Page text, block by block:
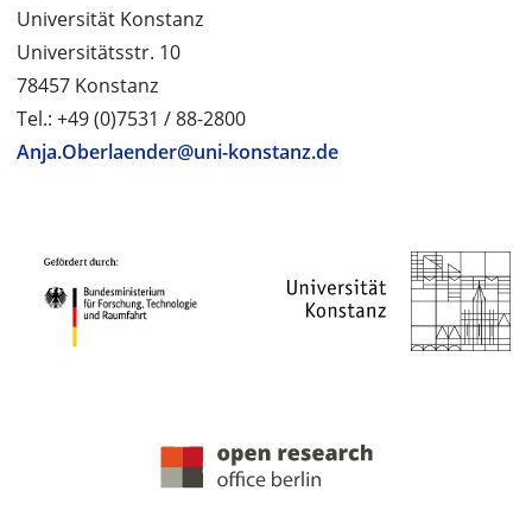
Universität Konstanz
Universitätsstr. 10
78457 Konstanz
Tel.: +49 (0)7531 / 88-2800
Anja.Oberlaender@uni-konstanz.de